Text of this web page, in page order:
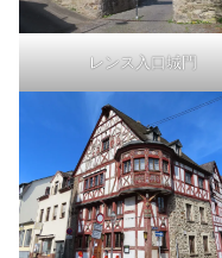
レンス入口城門